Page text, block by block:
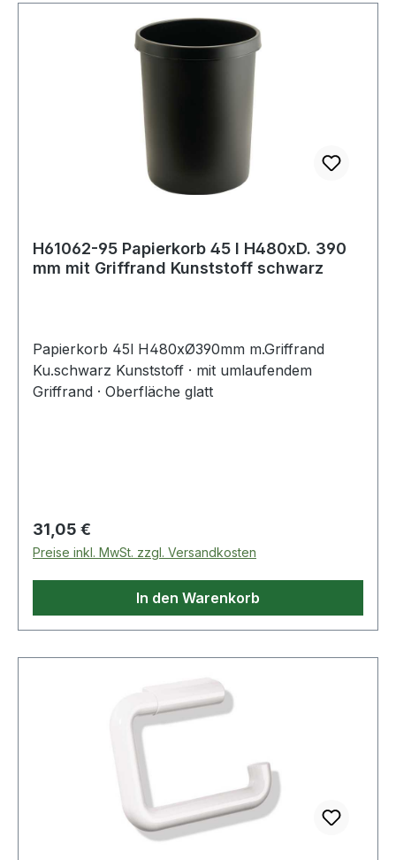
H61062-95 Papierkorb 45 l H480xD. 390
mm mit Griffrand Kunststoff schwarz
Papierkorb 45l H480xØ390mm m.Griffrand
Ku.schwarz Kunststoff · mit umlaufendem
Griffrand · Oberfläche glatt
Regulärer Preis:
31,05 €
Preise inkl. MwSt. zzgl. Versandkosten
In den Warenkorb